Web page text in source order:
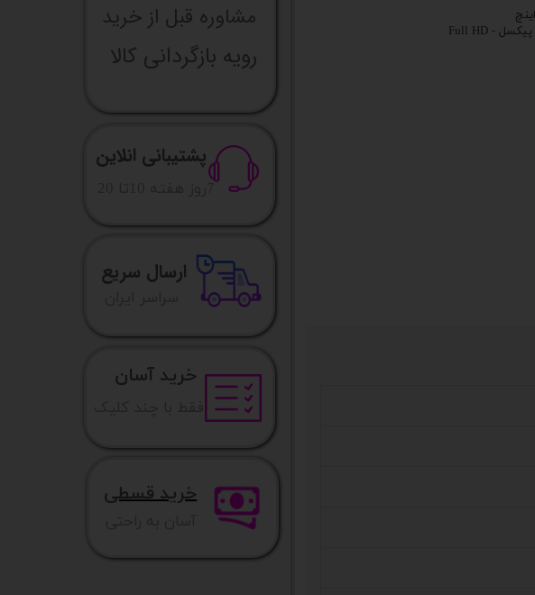
مشاوره قبل از خرید
رویه بازگردانی کالا
پشتیبانی انلاین
ارسال سریع
خرید آسان
خرید قسطی